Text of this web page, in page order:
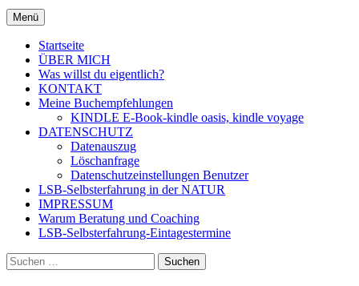
Menü Zum
Inhalt
springen
Startseite
ÜBER MICH
Was willst du eigentlich?
KONTAKT
Meine Buchempfehlungen
KINDLE E-Book-kindle oasis, kindle voyage
DATENSCHUTZ
Datenauszug
Löschanfrage
Datenschutzeinstellungen Benutzer
LSB-Selbsterfahrung in der NATUR
IMPRESSUM
Warum Beratung und Coaching
LSB-Selbsterfahrung-Eintagestermine
Suchen
nach: